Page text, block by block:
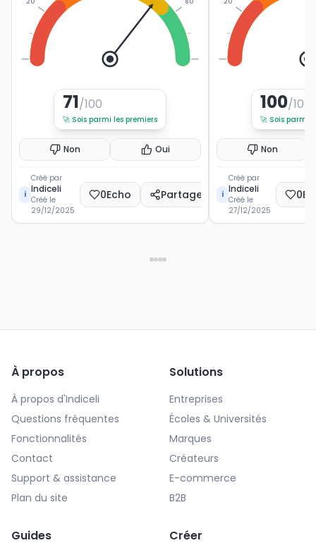
71/100
🚀 Sois parmi les premiers
Non Oui
i
Créé par
Indiceli
Créé le
29/12/2025
0Echo Partager
100/100
🚀 Sois parmi
Non
i
Créé par
Indiceli
Créé le
27/12/2025
0
À propos
À propos d'Indiceli
Questions fréquentes
Fonctionnalités
Contact
Support & assistance
Plan du site
Solutions
Entreprises
Écoles & Universités
Marques
Créateurs
E-commerce
B2B
Guides Créer